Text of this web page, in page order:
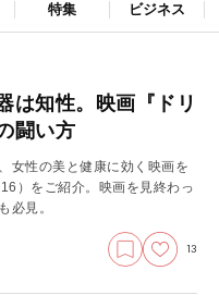
特集 ビジネス
は知性。映画『ドリ
闘い方
女性の美と健康に効く映画を
）をご紹介。映画を見終わっ
必見。
13